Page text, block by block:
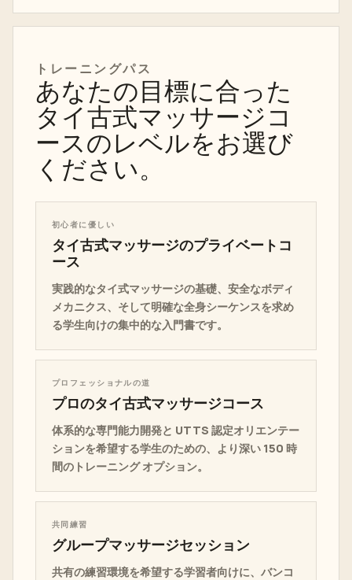
トレーニングパス
あなたの目標に合った
タイ古式マッサージコ
ースのレベルをお選び
ください。
初心者に優しい
タイ古式マッサージのプライベートコ
ース
実践的なタイ式マッサージの基礎、安全なボディ
メカニクス、そして明確な全身シーケンスを求め
る学生向けの集中的な入門書です。
プロフェッショナルの道
プロのタイ古式マッサージコース
体系的な専門能力開発と UTTS 認定オリエンテー
ションを希望する学生のための、より深い 150 時
間のトレーニング オプション。
共同練習
グループマッサージセッション
共有の練習環境を希望する学習者向けに、バンコ